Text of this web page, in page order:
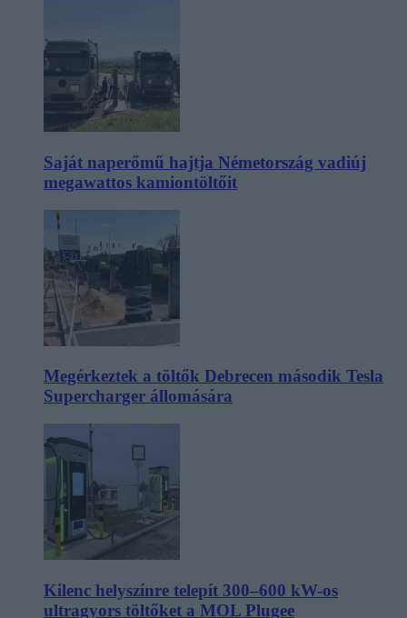
Saját naperőmű hajtja Németország vadiúj
megawattos kamiontöltőit
Megérkeztek a töltők Debrecen második Tesla
Supercharger állomására
Kilenc helyszínre telepít 300–600 kW-os
ultragyors töltőket a MOL Plugee